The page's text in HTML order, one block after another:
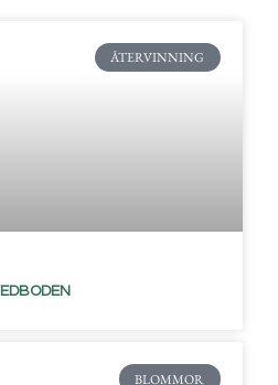
ÅTERVINNING
BLOMMOR